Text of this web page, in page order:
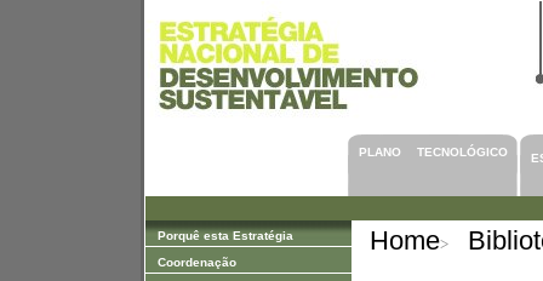
PLANO TECNOLÓGICO
Porquê esta Estratégia
Coordenação
Home>